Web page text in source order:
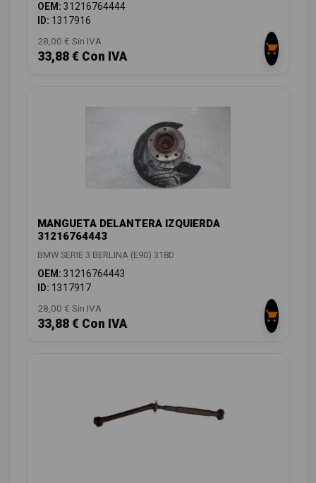
OEM: 31216764444
ID: 1317916
28,00 € Sin IVA
33,88 € Con IVA
MANGUETA DELANTERA IZQUIERDA
31216764443
BMW SERIE 3 BERLINA (E90) 318D
OEM: 31216764443
ID: 1317917
28,00 € Sin IVA
33,88 € Con IVA